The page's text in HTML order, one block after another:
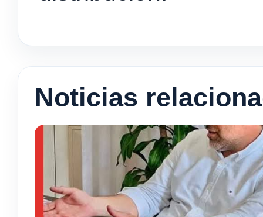
Noticias